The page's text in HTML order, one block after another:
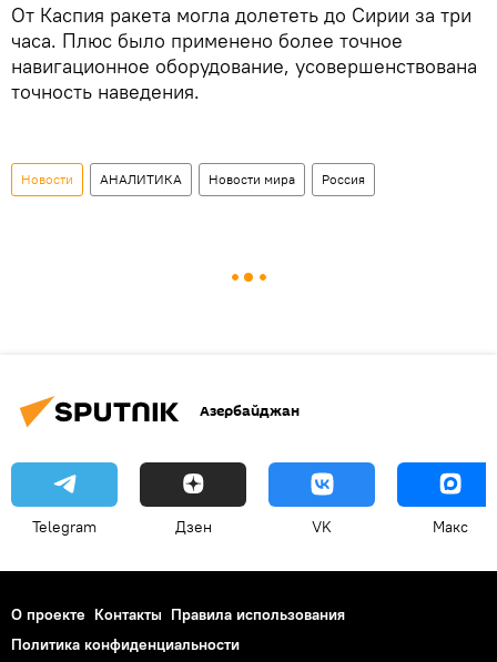
От Каспия ракета могла долететь до Сирии за три
часа. Плюс было применено более точное
навигационное оборудование, усовершенствована
точность наведения.
Новости АНАЛИТИКА Новости мира Россия
Азербайджан
Telegram Дзен VK Макс
О проекте Контакты Правила использования
Политика конфиденциальности